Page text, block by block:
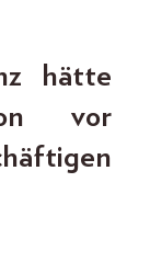
hätte
vor